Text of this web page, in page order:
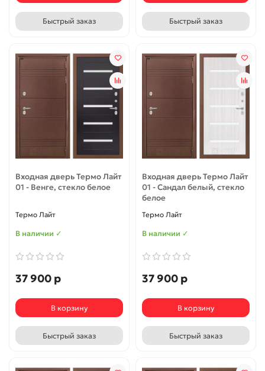
Быстрый заказ Быстрый заказ
Входная дверь Термо Лайт
01 - Венге, стекло белое
Термо Лайт
В наличии ✓
37 900 р
В корзину
Быстрый заказ
Входная дверь Термо Лайт
01 - Сандал белый, стекло
белое
Термо Лайт
В наличии ✓
37 900 р
В корзину
Быстрый заказ